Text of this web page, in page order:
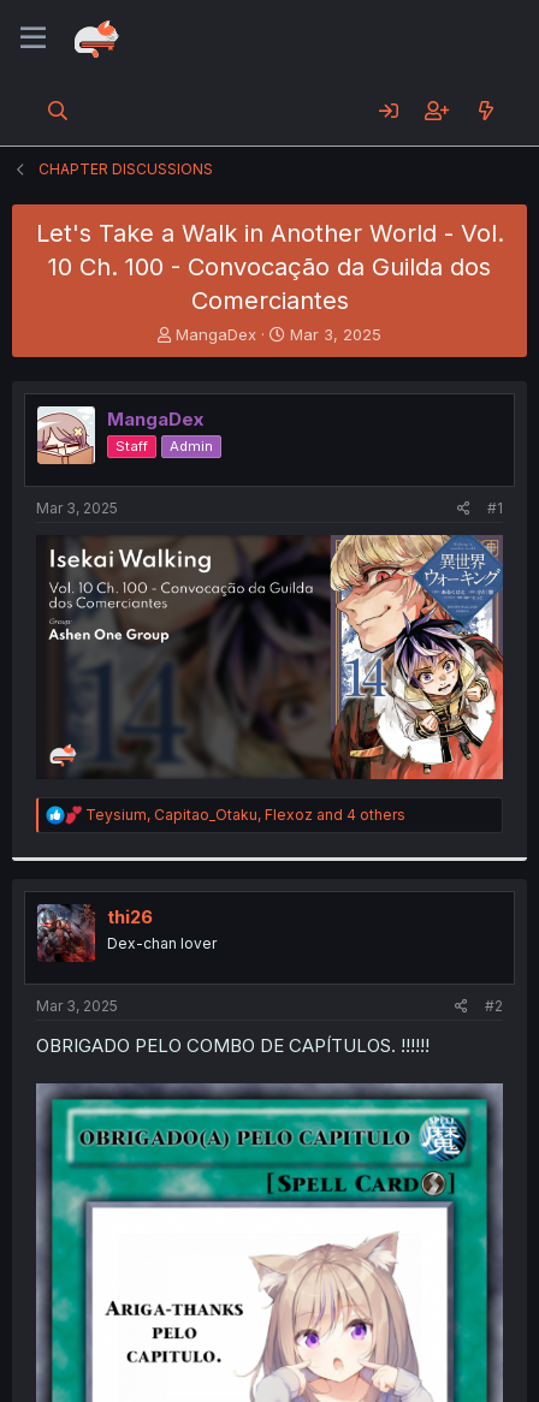
CHAPTER DISCUSSIONS
Let's Take a Walk in Another World - Vol.
10 Ch. 100 - Convocação da Guilda dos
Comerciantes
T
h
e
a
d
s
t
t
e
r
MangaDex
S
t
r
t
Mar 3, 2025
MangaDex
Staff Admin
Mar 3, 2025 #1
R
e
t
i
o
n
s
:
Teysium, Capitao_Otaku, Flexoz and 4 others
thi26
Dex-chan lover
Mar 3, 2025 #2
OBRIGADO PELO COMBO DE CAPÍTULOS. !!!!!!